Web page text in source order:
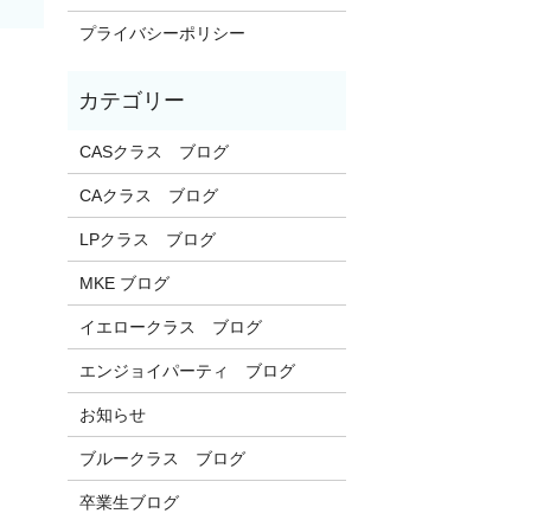
プライバシーポリシー
CASクラス ブログ
CAクラス ブログ
LPクラス ブログ
MKE ブログ
イエロークラス ブログ
エンジョイパーティ ブログ
お知らせ
ブルークラス ブログ
卒業生ブログ